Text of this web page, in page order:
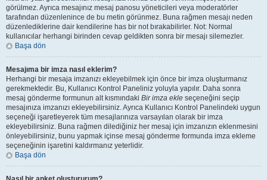
görülmez. Ayrıca mesajınız mesaj panosu yöneticileri veya moderatörler
tarafından düzenlenince de bu metin görünmez. Buna rağmen mesajı neden
düzenlediklerine dair kendilerine has bir not bırakabilirler. Not: Normal
kullanıcılar herhangi birinden cevap geldikten sonra bir mesajı silemezler.
Başa dön
Mesajıma bir imza nasıl eklerim?
Herhangi bir mesaja imzanızı ekleyebilmek için önce bir imza oluşturmanız
gerekmektedir. Bu, Kullanıcı Kontrol Paneliniz yoluyla yapılır. Daha sonra
mesaj gönderme formunun alt kısmındaki Bir imza ekle seçeneğini seçip
mesajınıza imzanızı ekleyebilirsiniz. Ayrıca Kullanıcı Kontrol Panelindeki uygun
seçeneği işaretleyerek tüm mesajlarınıza varsayılan olarak bir imza
ekleyebilirsiniz. Buna rağmen dilediğiniz her mesaj için imzanızın eklenmesini
önleyebilirsiniz, bunu yapmak içinse mesaj gönderme formunda imza ekleme
seçeneğinin işaretini kaldırmanız yeterlidir.
Başa dön